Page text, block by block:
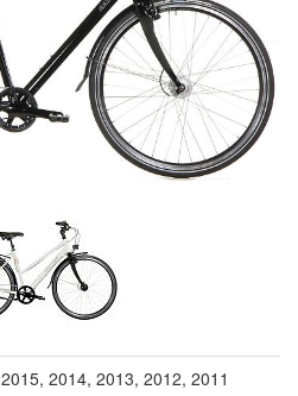
2015, 2014, 2013, 2012, 2011